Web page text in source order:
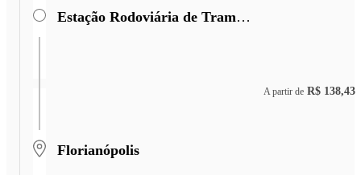
Estação Rodoviária de Tramandaí
Florianópolis
A partir de R$ 138,43